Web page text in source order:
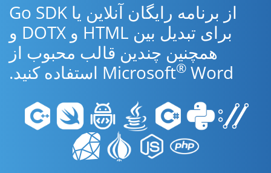
از برنامه رایگان آنلاین یا Go SDK
برای تبدیل بین HTML و DOTX و
همچنین چندین قالب محبوب از
Microsoft® Word استفاده کنید.